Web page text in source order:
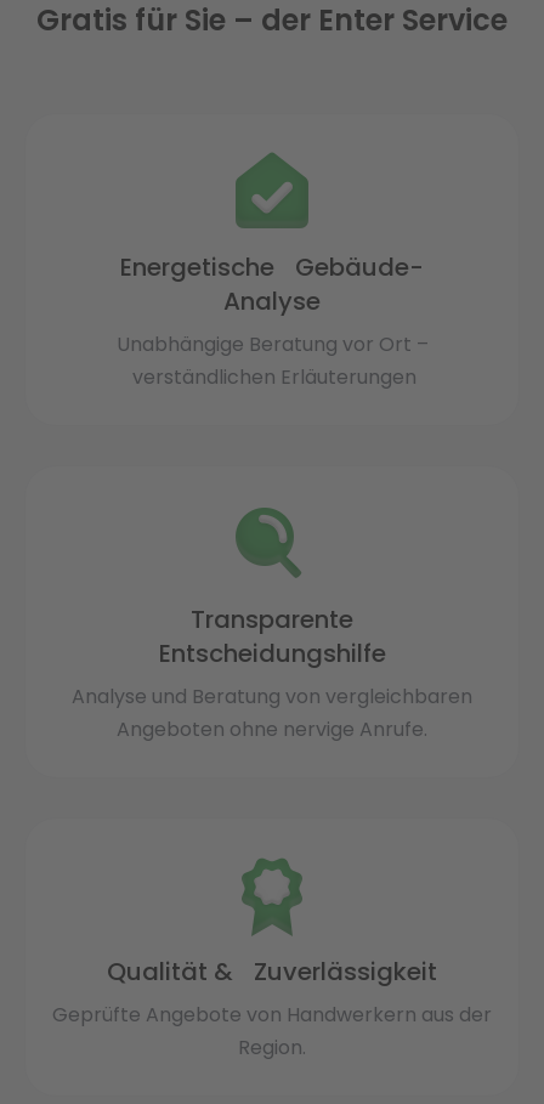
Gratis für Sie – der Enter Service
Energetische Gebäude-
Analyse
Unabhängige Beratung vor Ort –
verständlichen Erläuterungen
Transparente
Entscheidungshilfe
Analyse und Beratung von vergleichbaren
Angeboten ohne nervige Anrufe.
Qualität & Zuverlässigkeit
Geprüfte Angebote von Handwerkern aus der
Region.